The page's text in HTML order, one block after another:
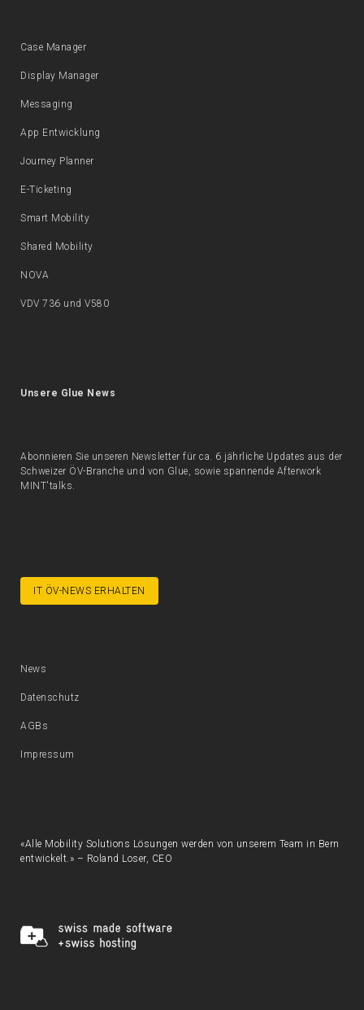
Case Manager
Display Manager
Messaging
App Entwicklung
Journey Planner
E-Ticketing
Smart Mobility
Shared Mobility
NOVA
VDV 736 und V580
Unsere Glue News
Abonnieren Sie unseren Newsletter für ca. 6 jährliche Updates aus der
Schweizer ÖV-Branche und von Glue, sowie spannende Afterwork
MINT'talks.
IT ÖV-NEWS ERHALTEN
News
Datenschutz
AGBs
Impressum
«Alle Mobility Solutions Lösungen werden von unserem Team in Bern
entwickelt.» – Roland Loser, CEO